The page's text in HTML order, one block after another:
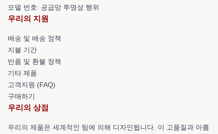
모델 번호: 공급망 투명성 행위
우리의 지원
배송 및 배송 정책
지불 기간
반품 및 환불 정책
기타 제품
고객지원 (FAQ)
구매하기
우리의 상점
우리의 제품은 세계적인 팀에 의해 디자인됩니다. 이 고품질과 아름